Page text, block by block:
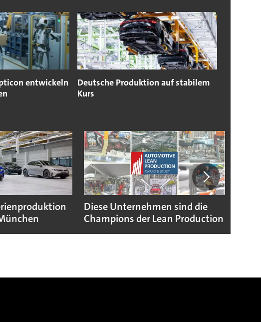
entwickeln
Deutsche Produktion auf stabilem
Kurs
Diese Unternehmen sind die
Champions der Lean Production